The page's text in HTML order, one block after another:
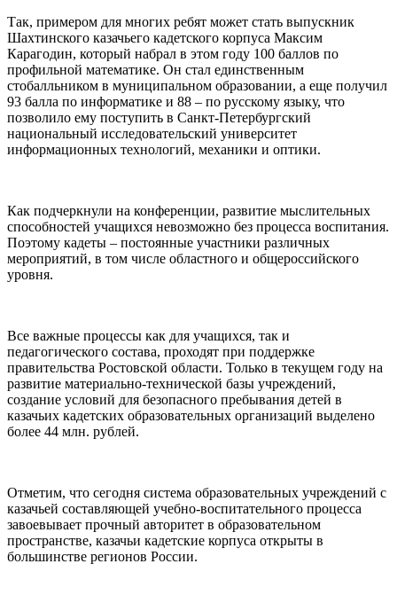
Так, примером для многих ребят может стать выпускник
Шахтинского казачьего кадетского корпуса Максим
Карагодин, который набрал в этом году 100 баллов по
профильной математике. Он стал единственным
стобалльником в муниципальном образовании, а еще получил
93 балла по информатике и 88 – по русскому языку, что
позволило ему поступить в Санкт-Петербургский
национальный исследовательский университет
информационных технологий, механики и оптики.
Как подчеркнули на конференции, развитие мыслительных
способностей учащихся невозможно без процесса воспитания.
Поэтому кадеты – постоянные участники различных
мероприятий, в том числе областного и общероссийского
уровня.
Все важные процессы как для учащихся, так и
педагогического состава, проходят при поддержке
правительства Ростовской области. Только в текущем году на
развитие материально-технической базы учреждений,
создание условий для безопасного пребывания детей в
казачьих кадетских образовательных организаций выделено
более 44 млн. рублей.
Отметим, что сегодня система образовательных учреждений с
казачьей составляющей учебно-воспитательного процесса
завоевывает прочный авторитет в образовательном
пространстве, казачьи кадетские корпуса открыты в
большинстве регионов России.